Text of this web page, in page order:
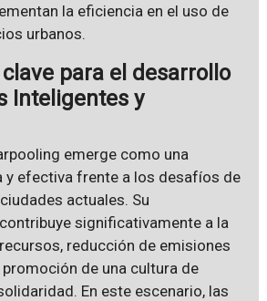
la eficiencia en el uso de
urbanos.
para el desarrollo
Inteligentes y
emerge como una
y efectiva frente a los desafíos de
actuales. Su
significativamente a la
reducción de emisiones
de una cultura de
En este escenario, las